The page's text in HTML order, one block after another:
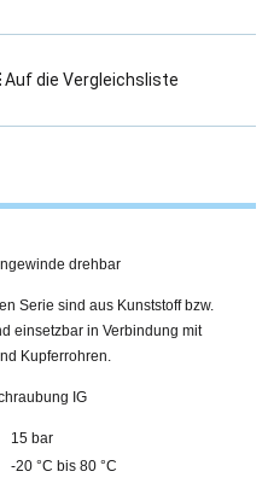
Auf die Vergleichsliste
drehbar
Serie sind aus Kunststoff bzw.
einsetzbar in Verbindung mit
Kupferrohren.
IG
15 bar
-20 °C bis 80 °C